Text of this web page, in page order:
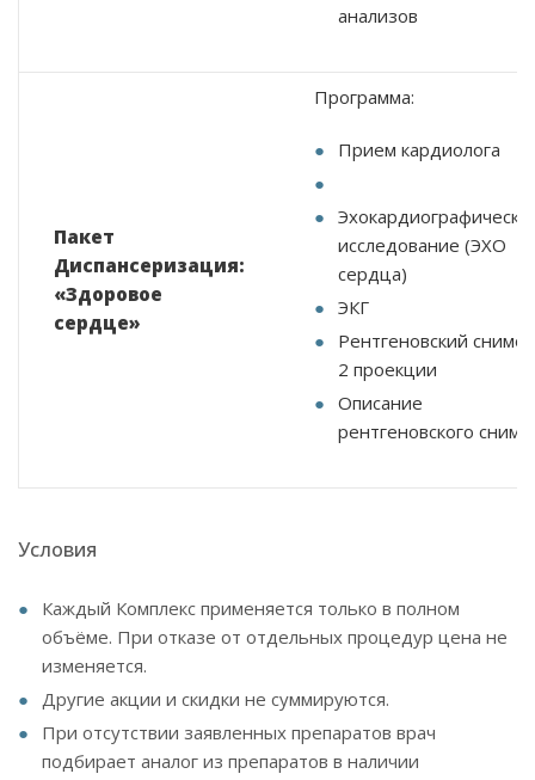
анализов
Пакет
Диспансеризация:
«Здоровое
сердце»
Программа:
Прием кардиолога
исследование (ЭХО
сердца)
ЭКГ
Рентгеновский
2 проекции
Описание
рентгеновского
Условия
Каждый Комплекс применяется только в полном
объёме. При отказе от отдельных процедур цена не
изменяется.
Другие акции и скидки не суммируются.
При отсутствии заявленных препаратов врач
подбирает аналог из препаратов в наличии